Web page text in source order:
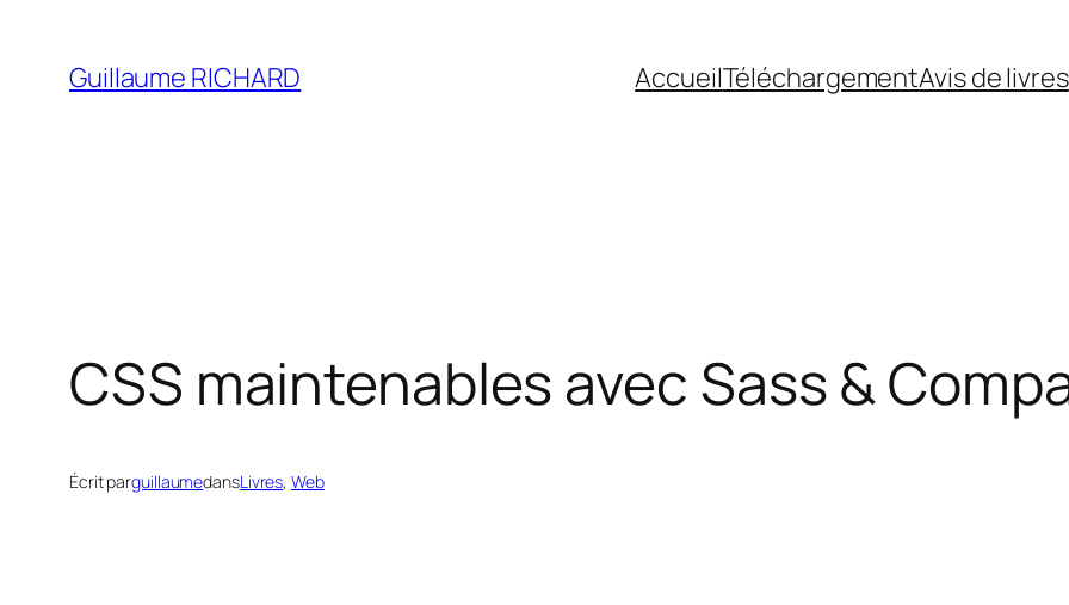
contenu
Guillaume RICHARD AccueilTéléchargementAvis de livres
CSS maintenables avec Sass &
Écrit parguillaumedansLivres, Web